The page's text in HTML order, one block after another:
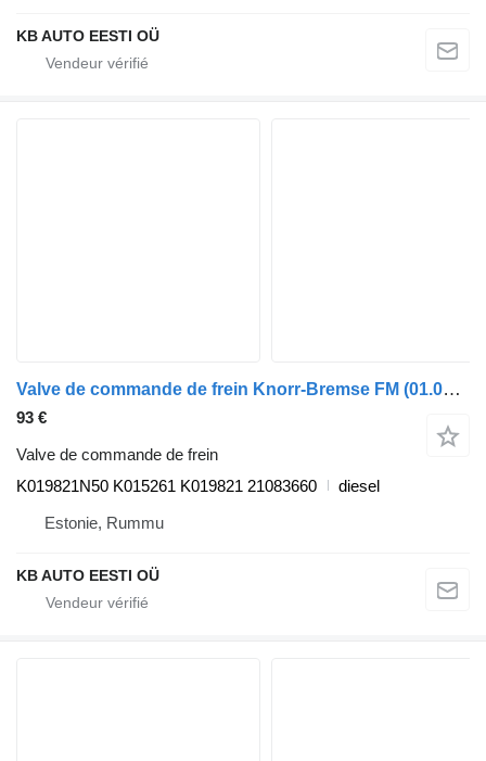
KB AUTO EESTI OÜ
Valve de commande de frein Knorr-Bremse FM (01.05-) K019821N50 pour camion Volvo FM7-FM12, FM, FMX (1998-2014)
93 €
Valve de commande de frein
K019821N50 K015261 K019821 21083660
diesel
Estonie, Rummu
KB AUTO EESTI OÜ